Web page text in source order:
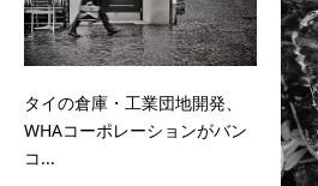
タイの倉庫・工業団地開発、
WHAコーポレーションがバン
コ...